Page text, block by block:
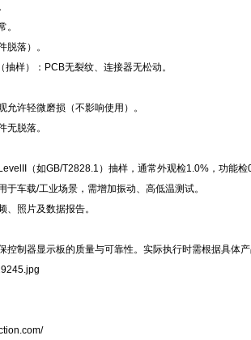
。
脱落）。
抽样）：PCB无裂纹、连接器无松动。
允许轻微磨损（不影响使用）。
无脱落。
（如GB/T2828.1）抽样，通常外观检1.0%，功能检
于车载/工业场景，需增加振动、高低温测试。
、照片及数据报告。
控制器显示板的质量与可靠性。实际执行时需根据具体